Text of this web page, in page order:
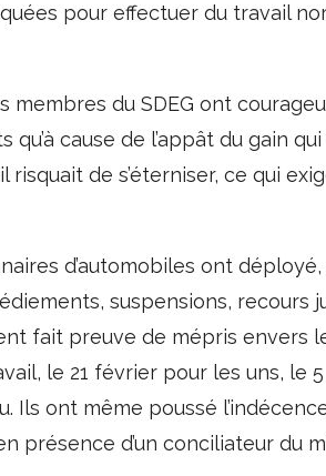
pour effectuer du travail
du SDEG ont
cause de l’appât du gain
de s’éterniser, ce qui
d’automobiles ont déployé,
suspensions, recours
fait preuve de mépris envers
le 21 février pour les uns, le
Ils ont même poussé
présence d’un conciliateur du